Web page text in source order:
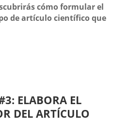
cómo formular el
de artículo científico que
ELABORA EL
DEL ARTÍCULO